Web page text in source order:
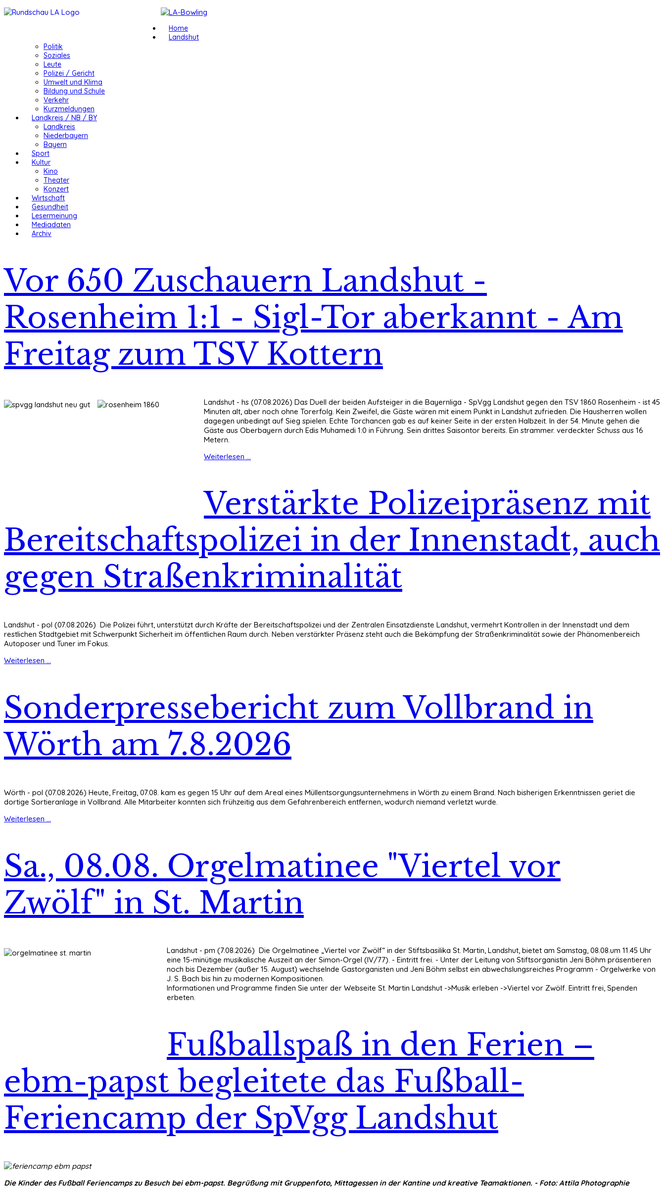
Home
Landshut
Politik
Soziales
Leute
Polizei / Gericht
Umwelt und Klima
Bildung und Schule
Verkehr
Kurzmeldungen
Landkreis / NB / BY
Landkreis
Niederbayern
Bayern
Sport
Kultur
Kino
Theater
Konzert
Wirtschaft
Gesundheit
Lesermeinung
Mediadaten
Archiv
Vor 650 Zuschauern Landshut -
Rosenheim 1:1 - Sigl-Tor aberkannt - Am
Freitag zum TSV Kottern
Landshut - hs (07.08.2026) Das Duell der beiden Aufsteiger in die Bayernliga - SpVgg Landshut gegen den TSV 1860 Rosenheim - ist 45
Minuten alt, aber noch ohne Torerfolg. Kein Zweifel, die Gäste wären mit einem Punkt in Landshut zufrieden. Die Hausherren wollen
dagegen unbedingt auf Sieg spielen. Echte Torchancen gab es auf keiner Seite in der ersten Halbzeit. In der 54. Minute gehen die
Gäste aus Oberbayern durch Edis Muhamedi 1:0 in Führung. Sein drittes Saisontor bereits. Ein strammer. verdeckter Schuss aus 16
Metern.
Weiterlesen ...
Verstärkte Polizeipräsenz mit
Bereitschaftspolizei in der Innenstadt, auch
gegen Straßenkriminalität
Landshut - pol (07.08.2026) Die Polizei führt, unterstützt durch Kräfte der Bereitschaftspolizei und der Zentralen Einsatzdienste Landshut, vermehrt Kontrollen in der Innenstadt und dem
restlichen Stadtgebiet mit Schwerpunkt Sicherheit im öffentlichen Raum durch. Neben verstärkter Präsenz steht auch die Bekämpfung der Straßenkriminalität sowie der Phänomenbereich
Autoposer und Tuner im Fokus.
Weiterlesen ...
Sonderpressebericht zum Vollbrand in
Wörth am 7.8.2026
Wörth - pol (07.08.2026) Heute, Freitag, 07.08. kam es gegen 15 Uhr auf dem Areal eines Müllentsorgungsunternehmens in Wörth zu einem Brand. Nach bisherigen Erkenntnissen geriet die
dortige Sortieranlage in Vollbrand. Alle Mitarbeiter konnten sich frühzeitig aus dem Gefahrenbereich entfernen, wodurch niemand verletzt wurde.
Weiterlesen ...
Sa., 08.08. Orgelmatinee "Viertel vor
Zwölf" in St. Martin
Landshut - pm (7.08.2026) Die Orgelmatinee „Viertel vor Zwölf“ in der Stiftsbasilika St. Martin, Landshut, bietet am Samstag, 08.08.um 11.45 Uhr
eine 15-minütige musikalische Auszeit an der Simon-Orgel (IV/77). - Eintritt frei. - Unter der Leitung von Stiftsorganistin Jeni Böhm präsentieren
noch bis Dezember (außer 15. August) wechselnde Gastorganisten und Jeni Böhm selbst ein abwechslungsreiches Programm - Orgelwerke von
J. S. Bach bis hin zu modernen Kompositionen.
Informationen und Programme finden Sie unter der Webseite St. Martin Landshut ->Musik erleben ->Viertel vor Zwölf. Eintritt frei, Spenden
erbeten.
Fußballspaß in den Ferien –
ebm-papst begleitete das Fußball-
Feriencamp der SpVgg Landshut
Die Kinder des Fußball Feriencamps zu Besuch bei ebm-papst. Begrüßung mit Gruppenfoto, Mittagessen in der Kantine und kreative Teamaktionen. - Foto: Attila Photographie